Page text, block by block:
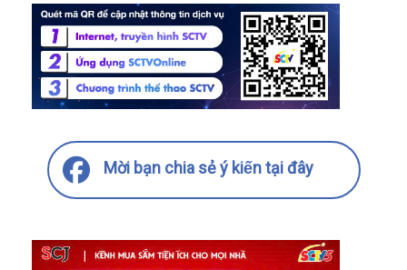
Mời bạn chia sẻ ý kiến tại đây